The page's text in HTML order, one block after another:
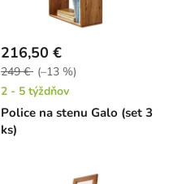
Police na stenu Galo (set 3
ks)
216,50 €
249 € (–13 %)
2 - 5 týždňov